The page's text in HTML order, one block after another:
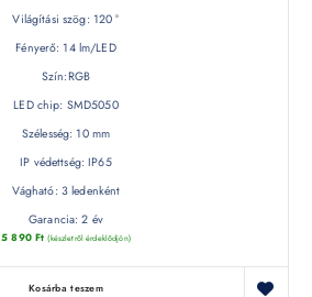
Világítási szög: 120 °
Fényerő: 14 lm/LED
Szín:RGB
LED chip: SMD5050
Szélesség: 10 mm
IP védettség: IP65
Vágható: 3 ledenként
Garancia: 2 év
5 890 Ft (készletről érdeklődjön)
Kosárba teszem